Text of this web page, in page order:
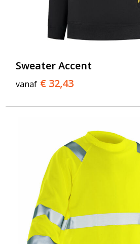
Sweater Accent
vanaf € 32,43